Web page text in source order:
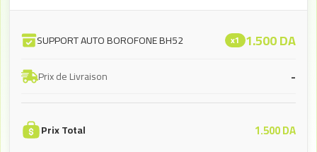
SUPPORT AUTO BOROFONE BH52 x1 1.500DA
Prix de Livraison -
Prix Total 1.500DA